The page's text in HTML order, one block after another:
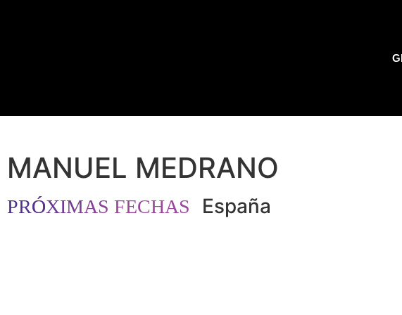
MANUEL MEDRANO
PRÓXIMAS FECHAS España